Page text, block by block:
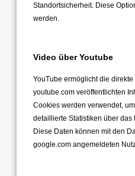
September 2023
Juli 2023
Mai 2023
April 2023
März 2023
Februar 2023
Standortsicherheit. Diese
werden.
Video über Youtube
YouTube ermöglicht die
youtube.com veröffentlichten
Cookies werden verwendet,
detaillierte Statistiken über
Diese Daten können mit den
google.com angemeldeten